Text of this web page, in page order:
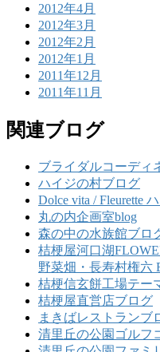
2012年4月
2012年3月
2012年2月
2012年1月
2011年12月
2011年11月
関連ブログ
ブライダルコーディ
ハイジの村ブログ
Dolce vita / Fleurette
丸の内企画室blog
森の中の水族館ブロ
桔梗屋河口湖
野菜畑・長寿村権六
桔梗信玄餅工場テー
桔梗屋直営店ブログ
まきばレストランブ
清里丘の公園ゴルフ